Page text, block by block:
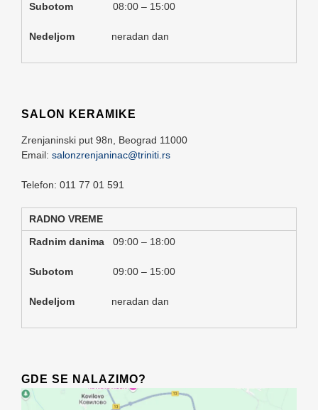
Subotom 08:00 – 15:00
Nedeljom neradan dan
SALON KERAMIKE
Zrenjaninski put 98n, Beograd 11000
Email: salonzrenjaninac@triniti.rs
Telefon: 011 77 01 591
RADNO VREME
Radnim danima 09:00 – 18:00
Subotom 09:00 – 15:00
Nedeljom neradan dan
GDE SE NALAZIMO?